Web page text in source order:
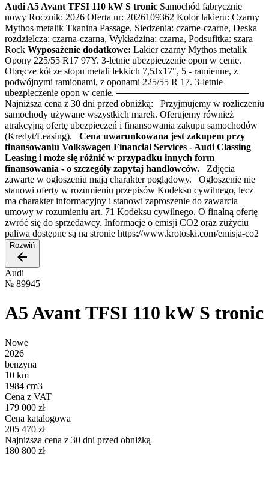
Audi A5 Avant TFSI 110 kW S tronic Samochód fabrycznie
nowy Rocznik: 2026 Oferta nr: 2026109362 Kolor lakieru: Czarny
Mythos metalik Tkanina Passage, Siedzenia: czarne-czarne, Deska
rozdzielcza: czarna-czarna, Wykładzina: czarna, Podsufitka: szara
Rock Wyposażenie dodatkowe: Lakier czarny Mythos metalik
Opony 225/55 R17 97Y. 3-letnie ubezpieczenie opon w cenie.
Obręcze kół ze stopu metali lekkich 7,5Jx17", 5 - ramienne, z
podwójnymi ramionami, z oponami 225/55 R 17. 3-letnie
ubezpieczenie opon w cenie. ────────────────────
Najniższa cena z 30 dni przed obniżką: Przyjmujemy w rozliczeniu
samochody używane wszystkich marek. Oferujemy również
atrakcyjną ofertę ubezpieczeń i finansowania zakupu samochodów
(Kredyt/Leasing). Cena uwarunkowana jest zakupem przy
finansowaniu Volkswagen Financial Services - Audi Classing
Leasing i może się różnić w przypadku innych form
finansowania - o szczegóły zapytaj handlowców. Zdjęcia
zawarte w ogłoszeniu mają charakter poglądowy. Ogłoszenie nie
stanowi oferty w rozumieniu przepisów Kodeksu cywilnego, lecz
ma charakter informacyjny i stanowi zaproszenie do zawarcia
umowy w rozumieniu art. 71 Kodeksu cywilnego. O finalną ofertę
zwróć się do sprzedawcy. Informacje o emisji CO2 oraz zużyciu
paliwa dostępne są na stronie https://www.krotoski.com/emisja-co2
Rozwiń
Audi
№ 89945
A5 Avant TFSI 110 kW S tronic
Nowe
2026
benzyna
10 km
1984 cm3
Cena z VAT
179 000 zł
Cena katalogowa
205 470 zł
Najniższa cena z 30 dni przed obniżką
180 800 zł